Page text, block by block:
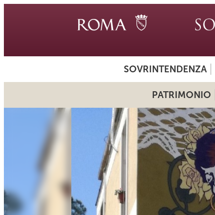
SOVRINTENDENZA
PATRIMONIO